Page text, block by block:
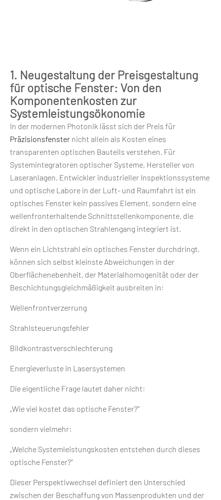
1. Neugestaltung der Preisgestaltung
für optische Fenster: Von den
Komponentenkosten zur
Systemleistungsökonomie
In der modernen Photonik lässt sich der Preis für
Präzisionsfenster nicht allein als Kosten eines
transparenten optischen Bauteils verstehen. Für
Systemintegratoren optischer Systeme, Hersteller von
Laseranlagen, Entwickler industrieller Inspektionssysteme
und optische Labore in der Luft- und Raumfahrt ist ein
optisches Fenster kein passives Element, sondern eine
wellenfronterhaltende Schnittstellenkomponente, die
direkt in den optischen Strahlengang integriert ist.
Wenn ein Lichtstrahl ein optisches Fenster durchdringt,
können sich selbst kleinste Abweichungen in der
Oberflächenebenheit, der Materialhomogenität oder der
Beschichtungsgleichmäßigkeit ausbreiten in:
Wellenfrontverzerrung
Strahlsteuerungsfehler
Bildkontrastverschlechterung
Energieverluste in Lasersystemen
Die eigentliche Frage lautet daher nicht:
„Wie viel kostet das optische Fenster?“
sondern vielmehr:
„Welche Systemleistungskosten entstehen durch dieses
optische Fenster?“
Dieser Perspektivwechsel definiert den Unterschied
zwischen der Beschaffung von Massenprodukten und der